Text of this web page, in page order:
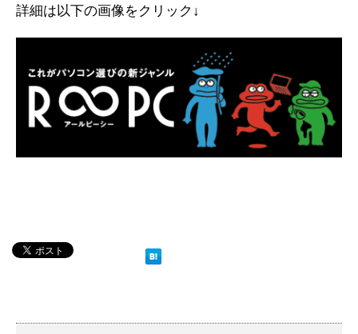
詳細は以下の画像をクリック↓